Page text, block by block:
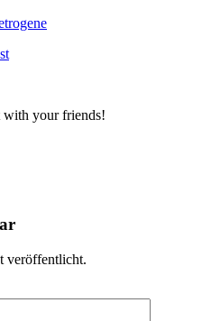
with your friends!
veröffentlicht.